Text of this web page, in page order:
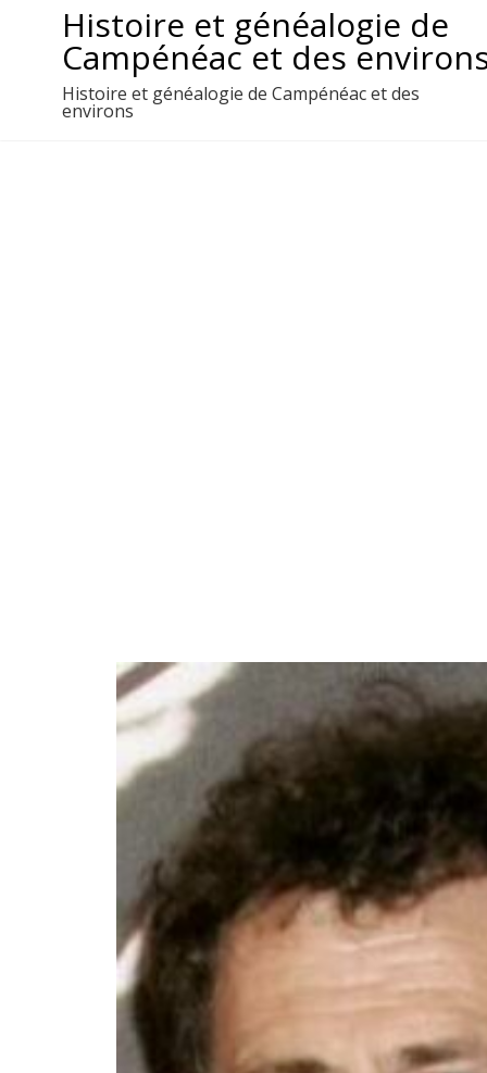
contenu
Histoire et généalogie de
Campénéac et des
Histoire et généalogie de Campénéac et des
environs